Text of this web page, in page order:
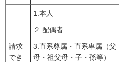
請求
でき
1.本人
２.配偶者
3.直系尊属・直系卑属（父
母・祖父母・子・孫等）